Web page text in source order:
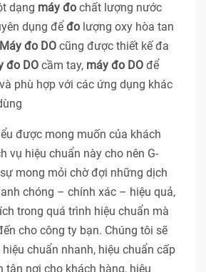
dạng máy đo chất lượng nước
dụng để đo lượng oxy hòa tan
Máy đo DO cũng được thiết kế đa
đo DO cầm tay, máy đo DO để
phù hợp với các ứng dụng khác
được mong muốn của khách
vụ hiệu chuẩn này cho nên G-
mong mỏi chờ đợi những dịch
chóng – chính xác – hiệu quả,
trong quá trình hiệu chuẩn mà
cho công ty bạn. Chúng tôi sẽ
chuẩn nhanh, hiệu chuẩn cấp
tận nơi cho khách hàng, hiệu